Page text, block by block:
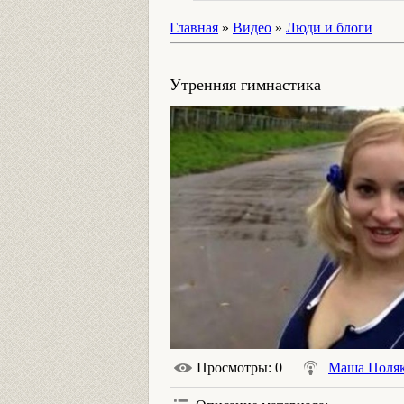
Главная » Видео » Люди и блоги
Утренняя гимнастика
Просмотры: 0 Маша